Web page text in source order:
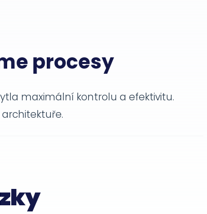
procesy
maximální kontrolu a efektivitu.